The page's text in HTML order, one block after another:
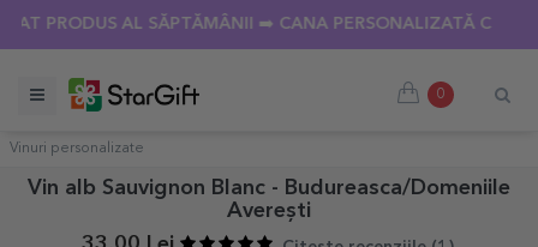
PRODUS AL SĂPTĂMÂNII ➡️ CANA PERSONALIZATĂ CU 18
0
Vinuri personalizate
Vin alb Sauvignon Blanc - Budureasca/Domeniile
Averești